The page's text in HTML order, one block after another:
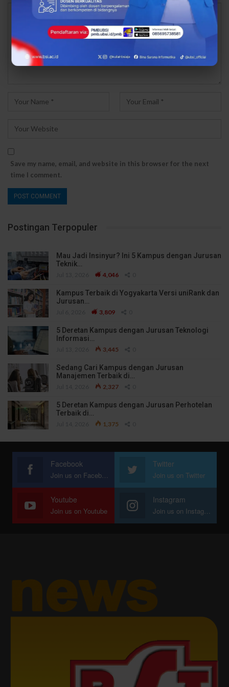
Save my name, email, and website in this browser for the next
time I comment.
Postingan Terpopuler
Mau Jadi Insinyur? Ini 5 Kampus dengan Jurusan
Teknik…
4,046
Kampus Terbaik di Yogyakarta Versi uniRank dan
Jurusan…
3,809
5 Deretan Kampus dengan Jurusan Teknologi
Informasi…
3,445
Sedang Cari Kampus dengan Jurusan
Manajemen Terbaik di…
2,327
5 Deretan Kampus dengan Jurusan Perhotelan
Terbaik di…
1,375
Facebook
Join us on Facebook
Twitter
Join us on Twitter
Youtube
Join us on Youtube
Instagram
Join us on Instagram